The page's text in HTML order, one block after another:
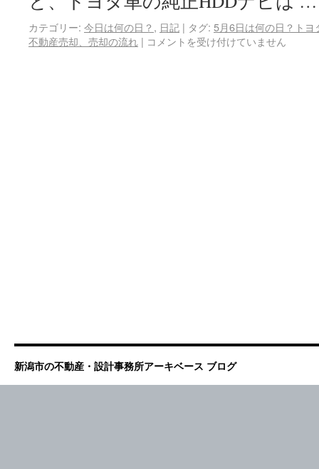
カテゴリー: 今日は何の日？ , 日記 | タグ: 5月6日は何の日？ト
不動産売却、売却の流れ | コメントを受け付けていません
新潟市の不動産・設計事務所アーキベース ブログ